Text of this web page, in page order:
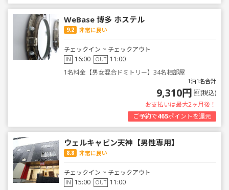
WeBase 博多 ホステル
9.2 非常に良い
チェックイン ~ チェックアウト
IN 16:00 OUT 11:00
1名料金【男女混合ドミトリー】34名相部屋
1泊1名合計
9,310円 (税込)
お支払いは最大2ヶ月後！
ご予約で465ポイントを還元
ウェルキャビン天神【男性専用】
8.8 非常に良い
チェックイン ~ チェックアウト
IN 15:00 OUT 11:00